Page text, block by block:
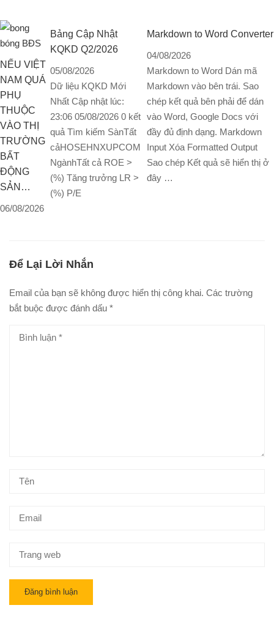
Chết?
NẾU VIỆT
NAM QUÁ
PHỤ
THUỘC
VÀO THỊ
TRƯỜNG
BẤT
ĐỘNG
SẢN…
06/08/2026
Bảng Cập Nhật
KQKD Q2/2026
05/08/2026
Dữ liệu KQKD Mới
Nhất Cập nhật lúc:
23:06 05/08/2026 0 kết
quả Tìm kiếm SànTất
cảHOSEHNXUPCOM
NgànhTất cả ROE >
(%) Tăng trưởng LR >
(%) P/E
Markdown to Word Converter
04/08/2026
Markdown to Word Dán mã
Markdown vào bên trái. Sao
chép kết quả bên phải để dán
vào Word, Google Docs với
đầy đủ định dạng. Markdown
Input Xóa Formatted Output
Sao chép Kết quả sẽ hiển thị ở
đây …
Để Lại Lời Nhắn
Email của bạn sẽ không được hiển thị công khai. Các trường
bắt buộc được đánh dấu *